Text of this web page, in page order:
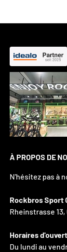
À PROPOS DE
N'hésitez pas à
Rockbros Sport
Rheinstrasse
Horaires
Du lundi au